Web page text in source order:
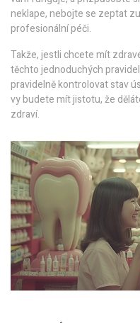
neklape, nebojte se zeptat
profesionální péči.
Takže, jestli chcete mít
těchto jednoduchých
pravidelně kontrolovat stav
vy budete mít jistotu, že
zdraví.